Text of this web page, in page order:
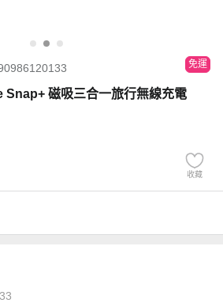
免運
Snap+ 磁吸三合一旅行無線充電
收藏